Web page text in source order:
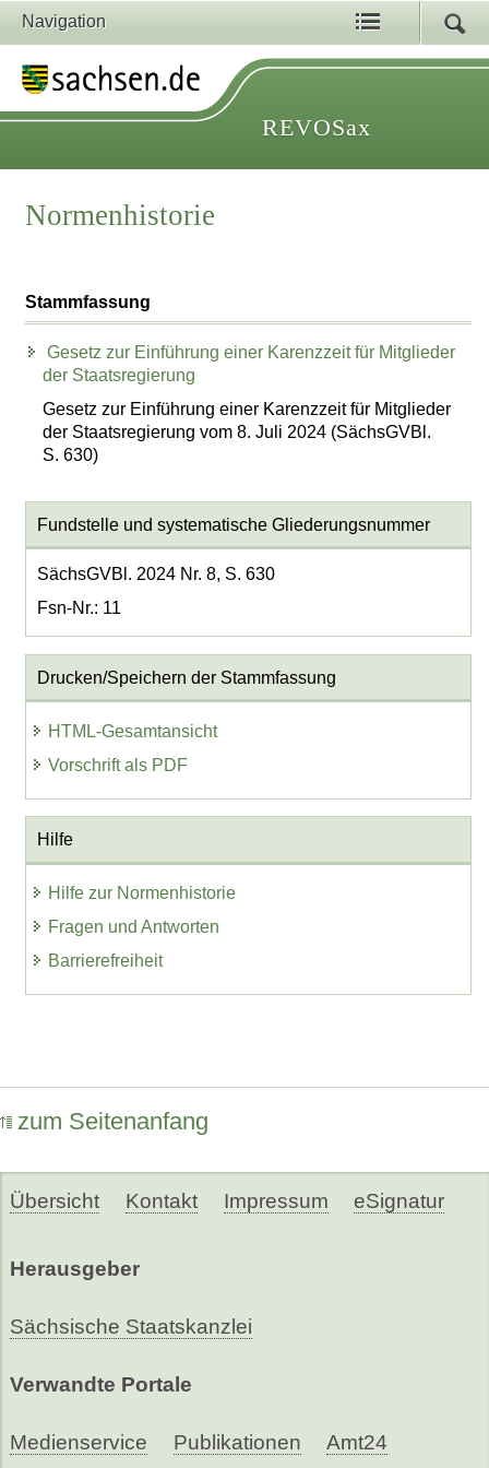
Navigation
REVOSax
Normenhistorie
Stammfassung
Gesetz zur Einführung einer Karenzzeit für Mitglieder
der Staatsregierung
Gesetz zur Einführung einer Karenzzeit für Mitglieder
der Staatsregierung vom 8. Juli 2024 (SächsGVBl.
S. 630)
Fundstelle und systematische Gliederungsnummer
SächsGVBl. 2024 Nr. 8, S. 630
Fsn-Nr.: 11
Drucken/Speichern der Stammfassung
HTML-Gesamtansicht
Vorschrift als PDF
Hilfe
Hilfe zur Normenhistorie
Fragen und Antworten
Barrierefreiheit
zum Seitenanfang
Übersicht Kontakt Impressum eSignatur
Herausgeber
Sächsische Staatskanzlei
Verwandte Portale
Medienservice Publikationen Amt24